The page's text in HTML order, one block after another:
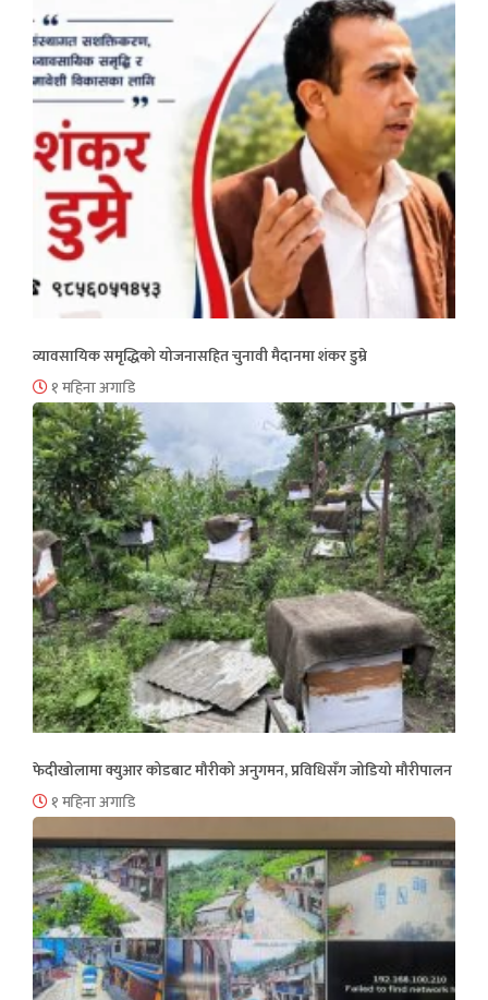
व्यावसायिक समृद्धिको योजनासहित चुनावी मैदानमा शंकर डुम्रे
१ महिना अगाडि
फेदीखोलामा क्युआर कोडबाट मौरीको अनुगमन, प्रविधिसँग जोडियो मौरीपालन
१ महिना अगाडि